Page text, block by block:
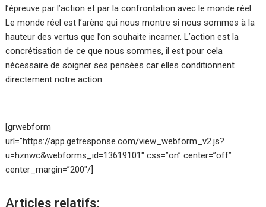
l’épreuve par l’action et par la confrontation avec le monde réel.
Le monde réel est l’arène qui nous montre si nous sommes à la
hauteur des vertus que l’on souhaite incarner. L’action est la
concrétisation de ce que nous sommes, il est pour cela
nécessaire de soigner ses pensées car elles conditionnent
directement notre action.
[grwebform
url=”https://app.getresponse.com/view_webform_v2.js?
u=hznwc&webforms_id=13619101″ css=”on” center=”off”
center_margin=”200″/]
Articles relatifs: